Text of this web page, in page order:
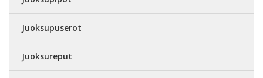
Juoksupuserot
Juoksureput